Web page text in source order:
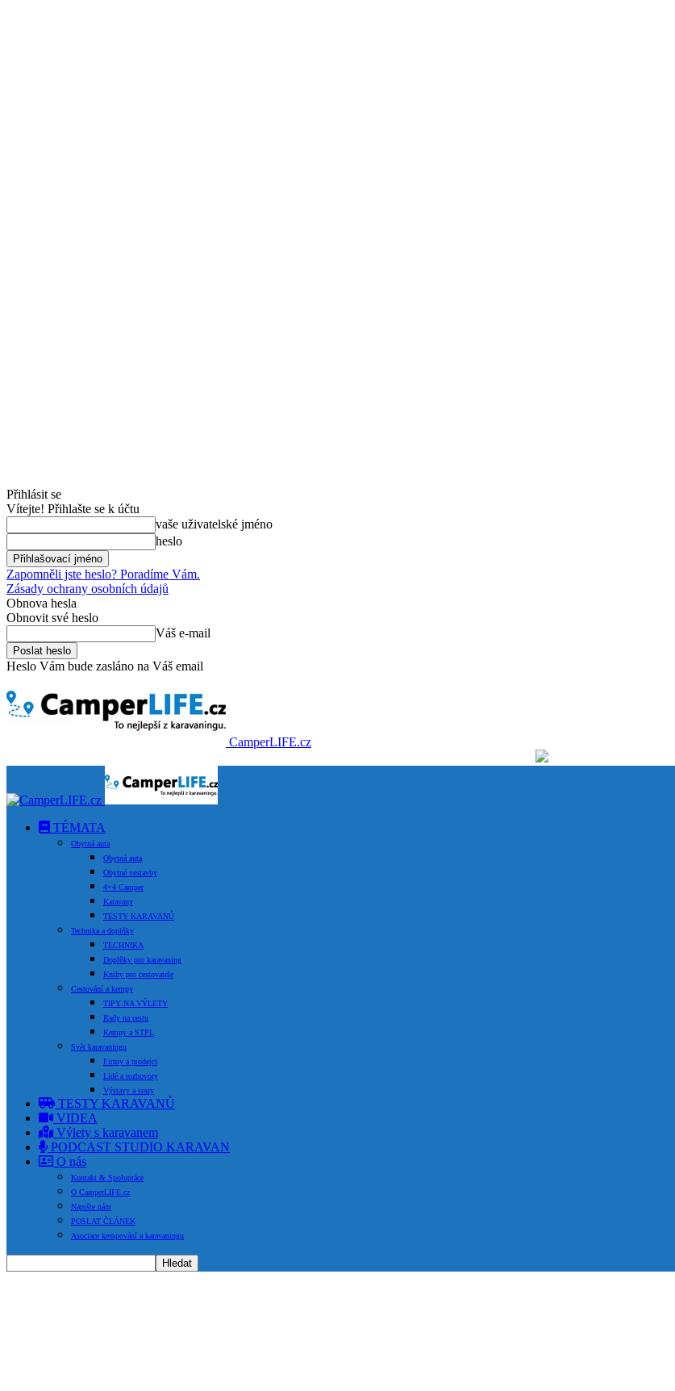
Přihlásit se
Vítejte! Přihlašte se k účtu
vaše uživatelské jméno
heslo
Zapomněli jste heslo? Poradíme Vám.
Zásady ochrany osobních údajů
Obnova hesla
Obnovit své heslo
Váš e-mail
Heslo Vám bude zasláno na Váš email
CamperLIFE.cz
TÉMATA
Obytná auta
Obytná auta
Obytné vestavby
4×4 Camper
Karavany
TESTY KARAVANŮ
Technika a doplňky
TECHNIKA
Doplňky pro karavaning
Knihy pro cestovatele
Cestování a kempy
TIPY NA VÝLETY
Rady na cestu
Kempy a STPL
Svět karavaningu
Firmy a prodejci
Lidé a rozhovory
Výstavy a srazy
TESTY KARAVANŮ
VIDEA
Výlety s karavanem
PODCAST STUDIO KARAVAN
O nás
Kontakt & Spolupráce
O CamperLIFE.cz
Napište nám
POSLAT ČLÁNEK
Asociace kempování a karavaningu